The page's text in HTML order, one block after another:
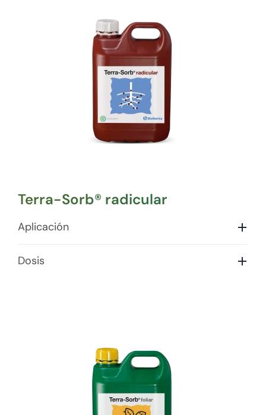
Terra-Sorb® radicular
Aplicación
Dosis